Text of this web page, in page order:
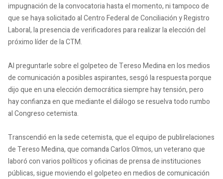
impugnación de la convocatoria hasta el momento, ni tampoco de
que se haya solicitado al Centro Federal de Conciliación y Registro
Laboral, la presencia de verificadores para realizar la elección del
próximo líder de la CTM.
Al preguntarle sobre el golpeteo de Tereso Medina en los medios
de comunicación a posibles aspirantes, sesgó la respuesta porque
dijo que en una elección democrática siempre hay tensión, pero
hay confianza en que mediante el diálogo se resuelva todo rumbo
al Congreso cetemista.
Transcendió en la sede cetemista, que el equipo de publirelaciones
de Tereso Medina, que comanda Carlos Olmos, un veterano que
laboró con varios políticos y oficinas de prensa de instituciones
públicas, sigue moviendo el golpeteo en medios de comunicación